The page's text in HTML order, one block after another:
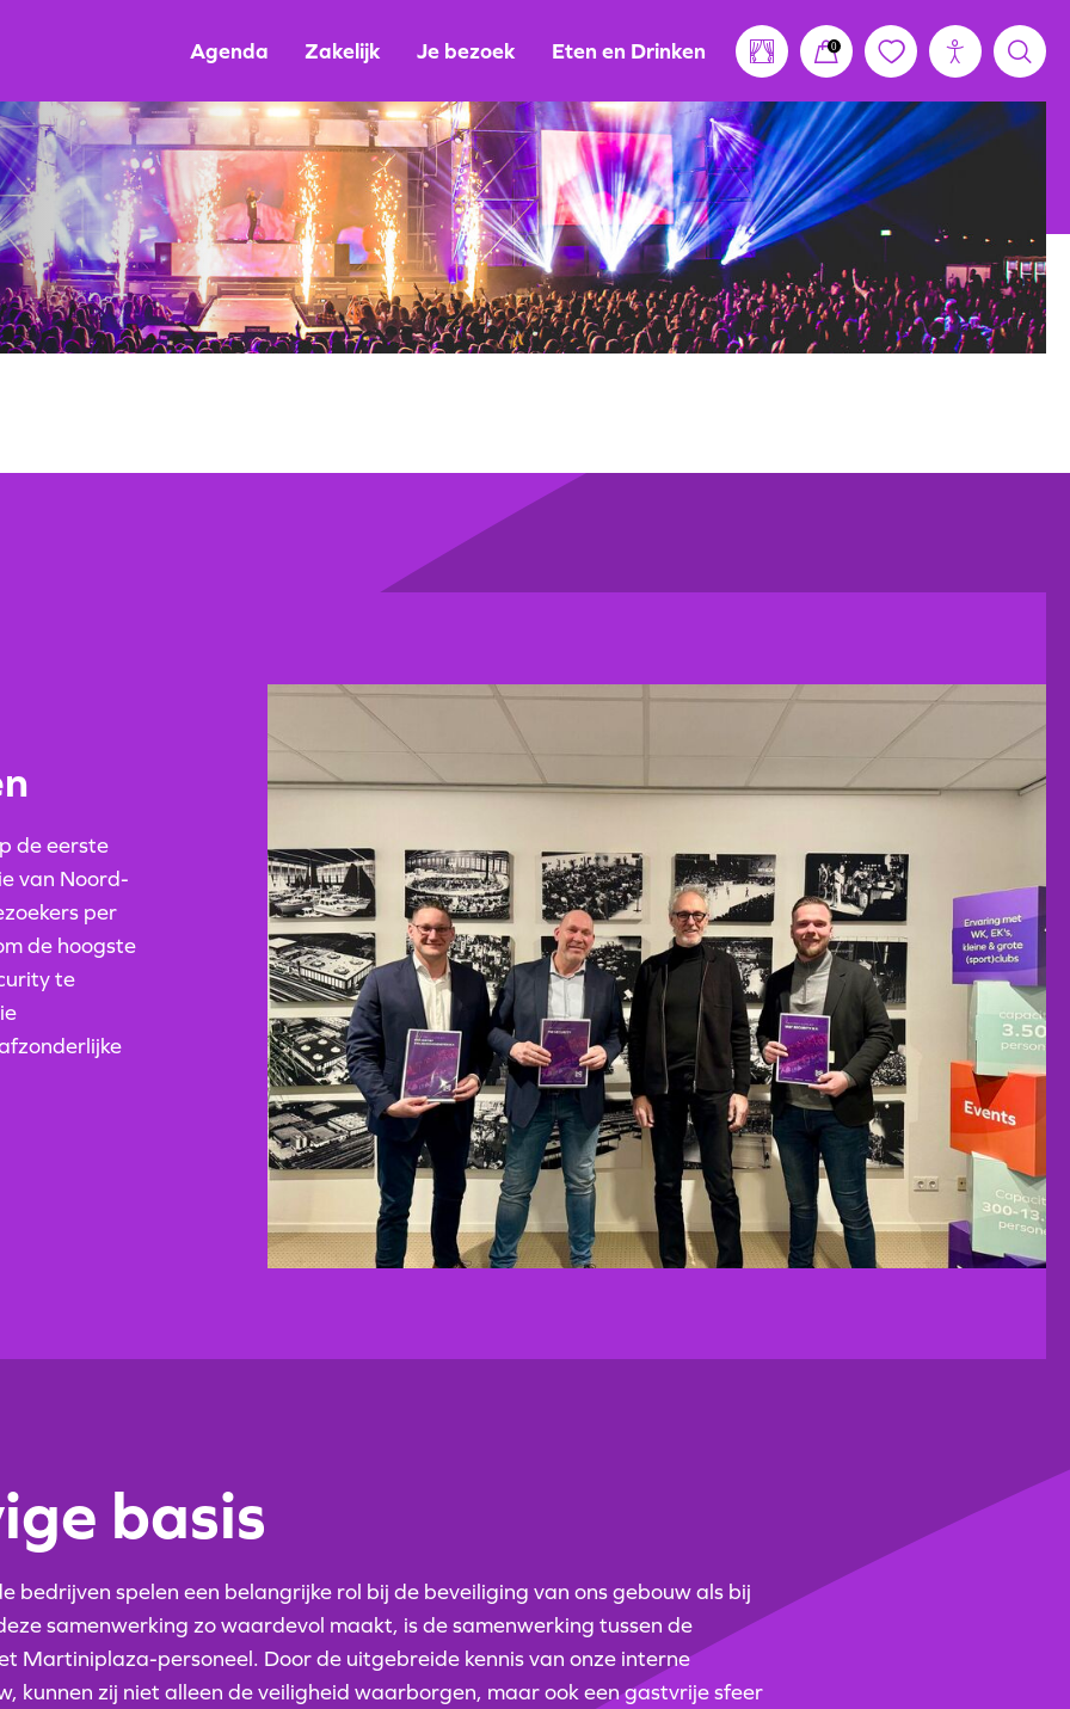
Agenda Zakelijk Je bezoek Eten en Drinken 0
de eerste
van Noord-
per
de hoogste
te
basis
bedrijven spelen een belangrijke rol bij de beveiliging van ons gebouw als bij
samenwerking zo waardevol maakt, is de samenwerking tussen de
Martiniplaza-personeel. Door de uitgebreide kennis van onze interne
kunnen zij niet alleen de veiligheid waarborgen, maar ook een gastvrije sfeer